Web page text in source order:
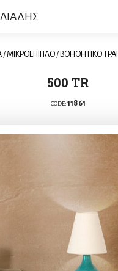
/ΜΙΚΡΟΕΠΙΠΛΟ / ΒΟΗΘΗΤΙΚΟ
500 TR
CODE: 11861